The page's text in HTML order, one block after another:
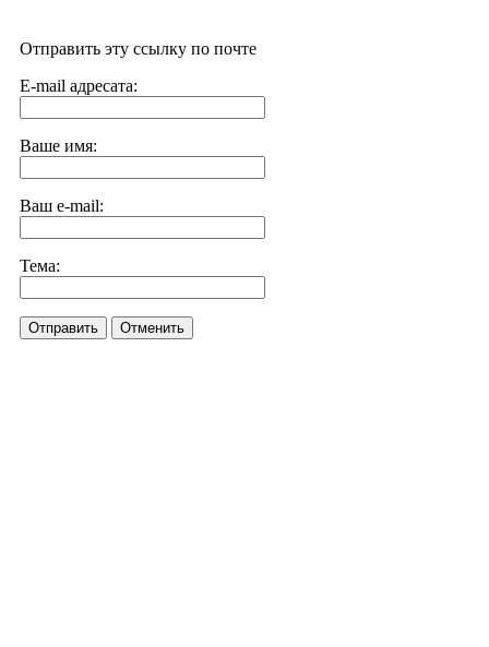
Отправить эту ссылку по почте
E-mail адресата:
Ваше имя:
Ваш e-mail:
Тема:
Отправить Отменить